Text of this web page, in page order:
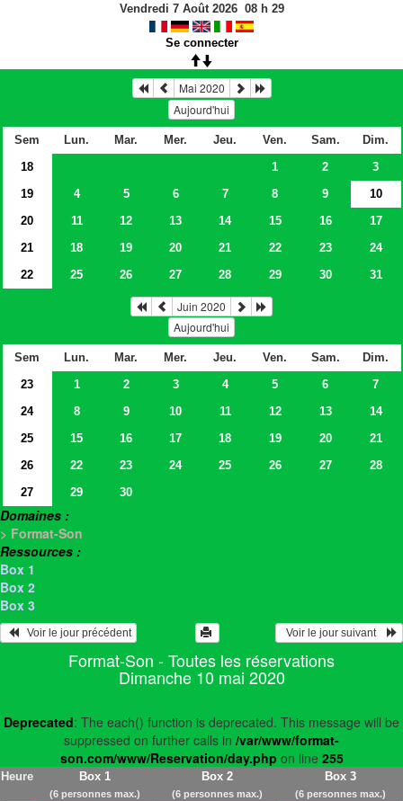
Vendredi 7 Août 2026 08h 29
Se connecter
Mai 2020
Aujourd'hui
Sem Lun. Mar. Mer. Jeu. Ven. Sam.
Dim.
18
1 2
3
19
4 5 6 7 8 9
10
20
11 12 13 14 15 16
17
21
18 19 20 21 22 23
24
22
25 26 27 28 29 30 31
Juin 2020
Aujourd'hui
Sem Lun. Mar. Mer. Jeu. Ven. Sam.
Dim.
23
1 2 3 4 5 6
7
24
8 9 10 11 12 13
14
25
15 16 17 18 19 20
21
26
22 23 24 25 26 27
28
27
29 30
Domaines :
> Format-Son
Ressources :
Box 1
Box 2
Box 3
   Voir le jour précédent
  Voir le jour suivant
Format-Son - Toutes les réservations
Dimanche 10 mai 2020
Deprecated: The each() function is deprecated. This message will be
suppressed on further calls in /var/www/format-
son.com/www/Reservation/day.php on line 255
Heure Box 1
(6 personnes max.)
Box 2
(6 personnes max.)
Box 3
(6 personnes max.)